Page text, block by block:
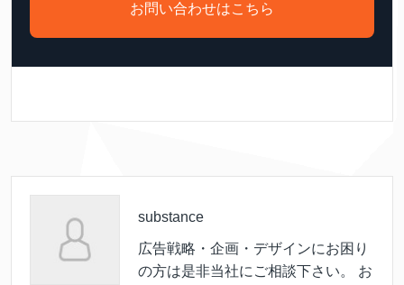
お問い合わせはこちら
substance
広告戦略・企画・デザインにお困り
の方は是非当社にご相談下さい。 お